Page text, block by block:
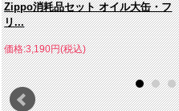
Zippo消耗品セット オイル大缶・フ
リ...
価格:3,190円(税込)